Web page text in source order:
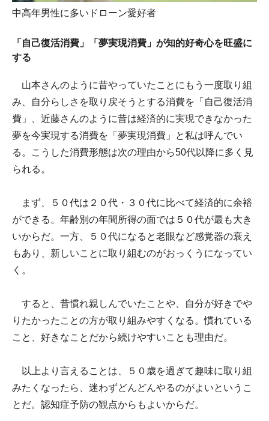
中高年男性に多いドローン愛好者
「自己復活消費」「夢実現消費」が知的好奇心を旺盛に
する
山本さんのように昔やっていたことにもう一度取り組
み、自分らしさを取り戻そうとする消費を「自己復活消
費」、近藤さんのように昔は経済的に実現できなかった
夢を今実現する消費を「夢実現消費」と私は呼んでい
る。こうした消費形態は次の理由から50代以降に多く見
られる。
まず、５０代は２０代・３０代に比べて経済的に余裕
ができる。年齢別の年間所得の面では５０代が最も大き
いからだ。一方、５０代になると老眼など感覚器の衰え
もあり、新しいことに取り組むのがおっくうになってい
く。
すると、昔慣れ親しんでいたことや、自分が好きでや
りたかったことの方が取り組みやすくなる。慣れている
こと、好きなことだから続けやすいことも理由だ。
以上より言えることは、５０歳を過ぎて趣味に取り組
みたくなったら、迷わずどんどんやるのがよいというこ
とだ。認知症予防の観点からもよいからだ。